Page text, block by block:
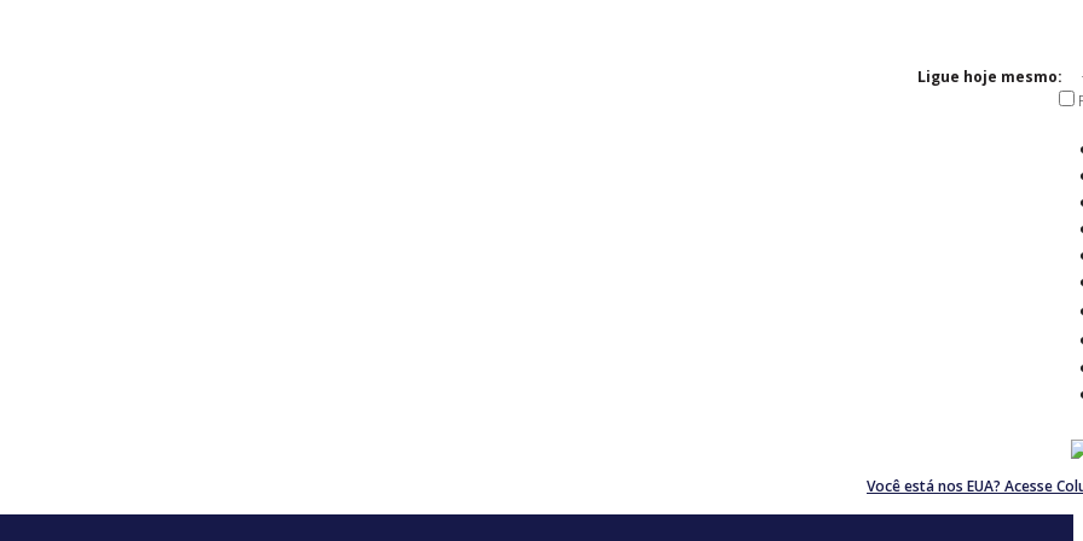
Ligue hoje mesmo:
Você está nos EUA? Acesse